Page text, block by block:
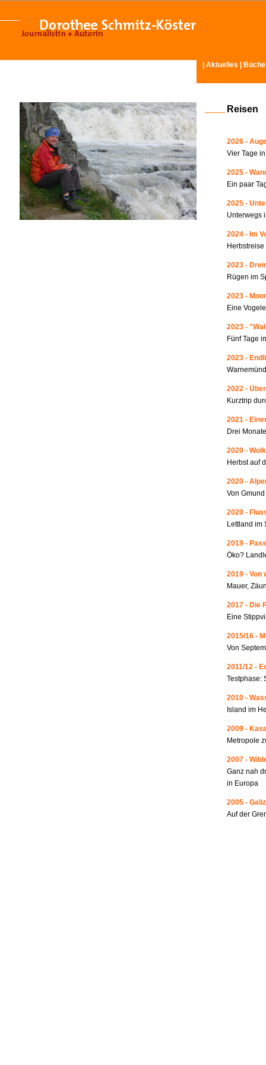
Aktuelles
Reisen
2026 -
Vier Tage
2025 -
Ein paar
2025 -
Unterwegs
2024 - Im
2023 -
Rügen im
2023 -
Eine
2023 -
Fünf Tage
2023 -
2022 -
Kurztrip
2021 -
Drei
2020 -
Herbst auf
2020 -
Von
2020 -
Lettland im
2019 -
Öko?
2019 - Von
Mauer,
2017 - Die
Eine
2015/16 -
Von
2011/12 -
Testphase:
2010 -
Island im
2009 -
Metropole
2007 -
Ganz nah
in Europa
2005 -
Auf der